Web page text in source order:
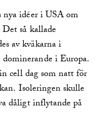
idéer i USA om
så kallade
av kväkarna i
i Europa.
cell dag som natt för
Isoleringen skulle
dåligt inflytande på